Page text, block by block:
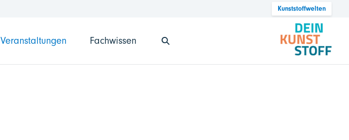
Kunststoffwelten
Veranstaltungen Fachwissen